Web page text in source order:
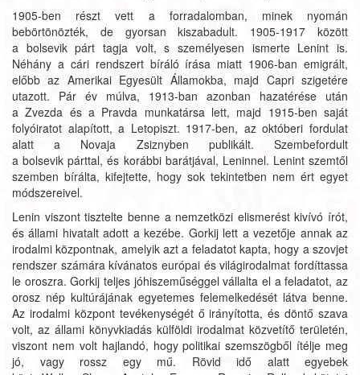
1905-ben részt vett a forradalomban, minek nyomán
bebörtönözték, de gyorsan kiszabadult. 1905-1917 között
a bolsevik párt tagja volt, s személyesen ismerte Lenint is.
Néhány a cári rendszert bíráló írása miatt 1906-ban emigrált,
előbb az Amerikai Egyesült Államokba, majd Capri szigetére
utazott. Pár év múlva, 1913-ban azonban hazatérése után
a Zvezda és a Pravda munkatársa lett, majd 1915-ben saját
folyóiratot alapított, a Letopiszt. 1917-ben, az októberi fordulat
alatt a Novaja Zsiznyben publikált. Szembefordult
a bolsevik párttal, és korábbi barátjával, Leninnel. Lenint szemtől
szemben bírálta, kifejtette, hogy sok tekintetben nem ért egyet
módszereivel.
Lenin viszont tisztelte benne a nemzetközi elismerést kivívó írót,
és állami hivatalt adott a kezébe. Gorkij lett a vezetője annak az
irodalmi központnak, amelyik azt a feladatot kapta, hogy a szovjet
rendszer számára kívánatos európai és világirodalmat fordíttassa
le oroszra. Gorkij teljes jóhiszeműséggel vállalta el a feladatot, az
orosz nép kultúrájának egyetemes felemelkedését látva benne.
Az irodalmi központ tevékenységét ő irányította, és döntő szava
volt, az állami könyvkiadás külföldi irodalmat közvetítő területén,
viszont nem volt hajlandó, hogy politikai szemszögből ítélje meg
jó, vagy rossz egy mű. Rövid idő alatt egyebek